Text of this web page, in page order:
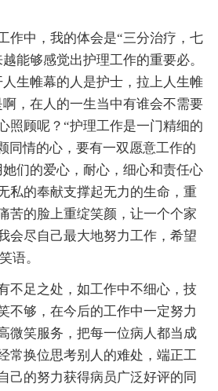
中，我的体会是“三分治疗，七
能够感觉出护理工作的重要必。
生帷幕的人是护士，拉上人生帷
，在人的一生当中有谁会不需要
照顾呢？“护理工作是一门精细的
同情的心，要有一双愿意工作的
们的爱心，耐心，细心和责任心
私的奉献支撑起无力的生命，重
苦的脸上重绽笑颜，让一个个家
会尽自己最大地努力工作，希望
语。
足之处，如工作中不细心，技
不够，在今后的工作中一定努力
微笑服务，把每一位病人都当成
常换位思考别人的难处，端正工
己的努力获得病员广泛好评的同